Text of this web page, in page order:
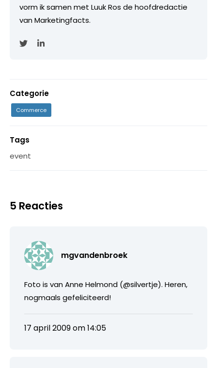
vorm ik samen met Luuk Ros de hoofdredactie
van Marketingfacts.
Categorie
Commerce
Tags
event
5 Reacties
mgvandenbroek
Foto is van Anne Helmond (@silvertje). Heren,
nogmaals gefeliciteerd!
17 april 2009 om 14:05